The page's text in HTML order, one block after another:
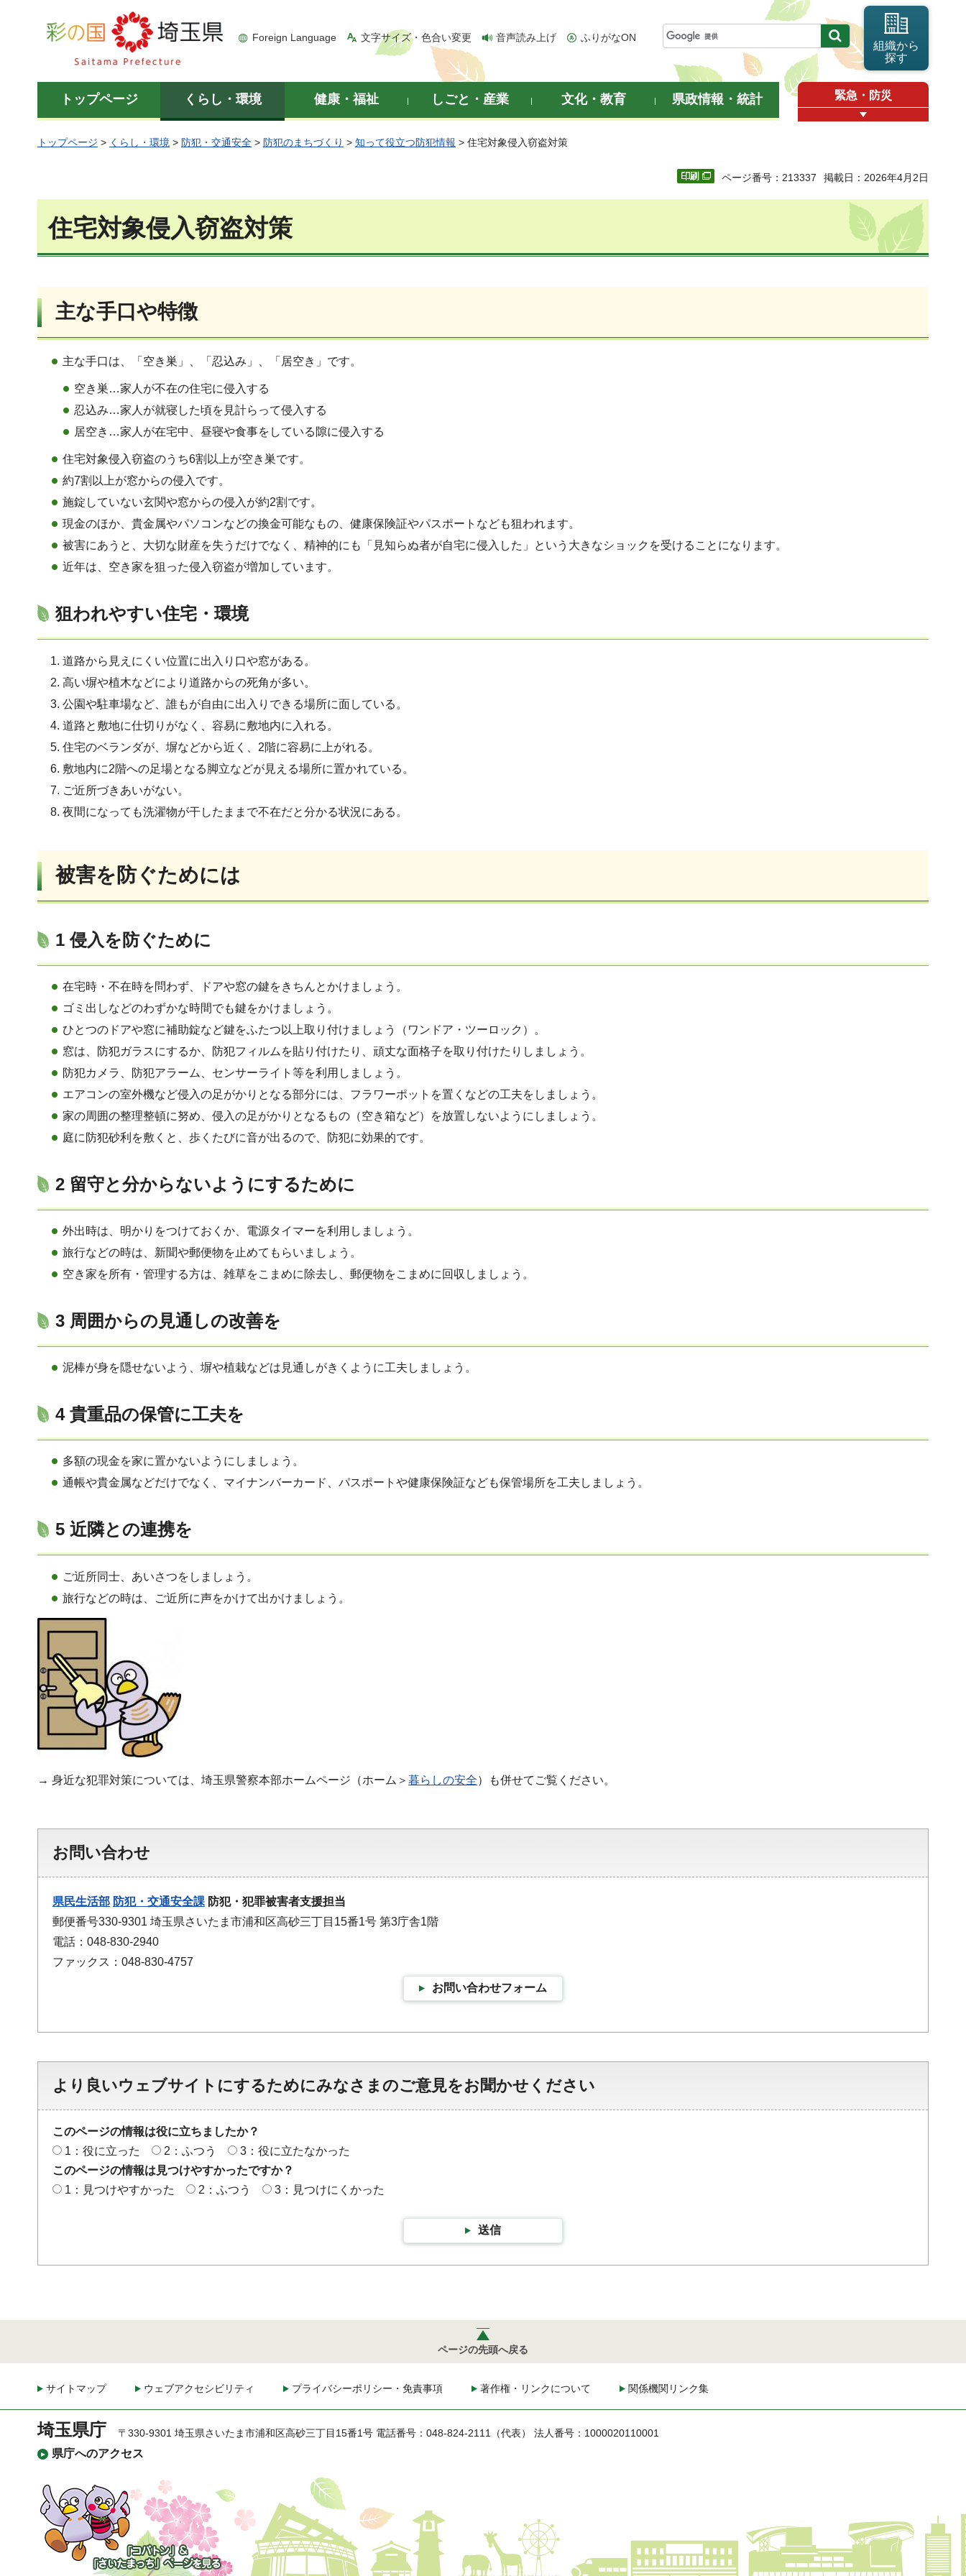
彩の国 埼玉県
Foreign Language 文字サイズ・色合い変更 音声読み上げ ふりがなON
組織から
探す
トップページ くらし・環境 健康・福祉 しごと・産業 文化・教育 県政情報・統計 緊急・防災
トップページ > くらし・環境 > 防犯・交通安全 > 防犯のまちづくり > 知って役立つ防犯情報 > 住宅対象侵入窃盗対策
ページ番号：213337 掲載日：2026年4月2日
住宅対象侵入窃盗対策
主な手口や特徴
主な手口は、「空き巣」、「忍込み」、「居空き」です。
空き巣…家人が不在の住宅に侵入する
忍込み…家人が就寝した頃を見計らって侵入する
居空き…家人が在宅中、昼寝や食事をしている隙に侵入する
住宅対象侵入窃盗のうち6割以上が空き巣です。
約7割以上が窓からの侵入です。
施錠していない玄関や窓からの侵入が約2割です。
現金のほか、貴金属やパソコンなどの換金可能なもの、健康保険証やパスポートなども狙われます。
被害にあうと、大切な財産を失うだけでなく、精神的にも「見知らぬ者が自宅に侵入した」という大きなショックを受けることになります。
近年は、空き家を狙った侵入窃盗が増加しています。
狙われやすい住宅・環境
道路から見えにくい位置に出入り口や窓がある。
高い塀や植木などにより道路からの死角が多い。
公園や駐車場など、誰もが自由に出入りできる場所に面している。
道路と敷地に仕切りがなく、容易に敷地内に入れる。
住宅のベランダが、塀などから近く、2階に容易に上がれる。
敷地内に2階への足場となる脚立などが見える場所に置かれている。
ご近所づきあいがない。
夜間になっても洗濯物が干したままで不在だと分かる状況にある。
被害を防ぐためには
1 侵入を防ぐために
在宅時・不在時を問わず、ドアや窓の鍵をきちんとかけましょう。
ゴミ出しなどのわずかな時間でも鍵をかけましょう。
ひとつのドアや窓に補助錠など鍵をふたつ以上取り付けましょう（ワンドア・ツーロック）。
窓は、防犯ガラスにするか、防犯フィルムを貼り付けたり、頑丈な面格子を取り付けたりしましょう。
防犯カメラ、防犯アラーム、センサーライト等を利用しましょう。
エアコンの室外機など侵入の足がかりとなる部分には、フラワーポットを置くなどの工夫をしましょう。
家の周囲の整理整頓に努め、侵入の足がかりとなるもの（空き箱など）を放置しないようにしましょう。
庭に防犯砂利を敷くと、歩くたびに音が出るので、防犯に効果的です。
2 留守と分からないようにするために
外出時は、明かりをつけておくか、電源タイマーを利用しましょう。
旅行などの時は、新聞や郵便物を止めてもらいましょう。
空き家を所有・管理する方は、雑草をこまめに除去し、郵便物をこまめに回収しましょう。
3 周囲からの見通しの改善を
泥棒が身を隠せないよう、塀や植栽などは見通しがきくように工夫しましょう。
4 貴重品の保管に工夫を
多額の現金を家に置かないようにしましょう。
通帳や貴金属などだけでなく、マイナンバーカード、パスポートや健康保険証なども保管場所を工夫しましょう。
5 近隣との連携を
ご近所同士、あいさつをしましょう。
旅行などの時は、ご近所に声をかけて出かけましょう。
→ 身近な犯罪対策については、埼玉県警察本部ホームページ（ホーム＞ 暮らしの安全）も併せてご覧ください。
お問い合わせ
県民生活部 防犯・交通安全課 防犯・犯罪被害者支援担当
郵便番号330-9301 埼玉県さいたま市浦和区高砂三丁目15番1号 第3庁舎1階
電話：048-830-2940
ファックス：048-830-4757
お問い合わせフォーム
より良いウェブサイトにするためにみなさまのご意見をお聞かせください
このページの情報は役に立ちましたか？
1：役に立った
2：ふつう
3：役に立たなかった
このページの情報は見つけやすかったですか？
1：見つけやすかった
2：ふつう 3：見つけにくかった
送信
ページの先頭へ戻る
サイトマップ ウェブアクセシビリティ プライバシーポリシー・免責事項 著作権・リンクについて 関係機関リンク集
埼玉県庁
県庁へのアクセス
〒330-9301 埼玉県さいたま市浦和区高砂三丁目15番1号 電話番号：048-824-2111（代表） 法人番号：1000020110001
「コバトン」&「さいた
まっち」